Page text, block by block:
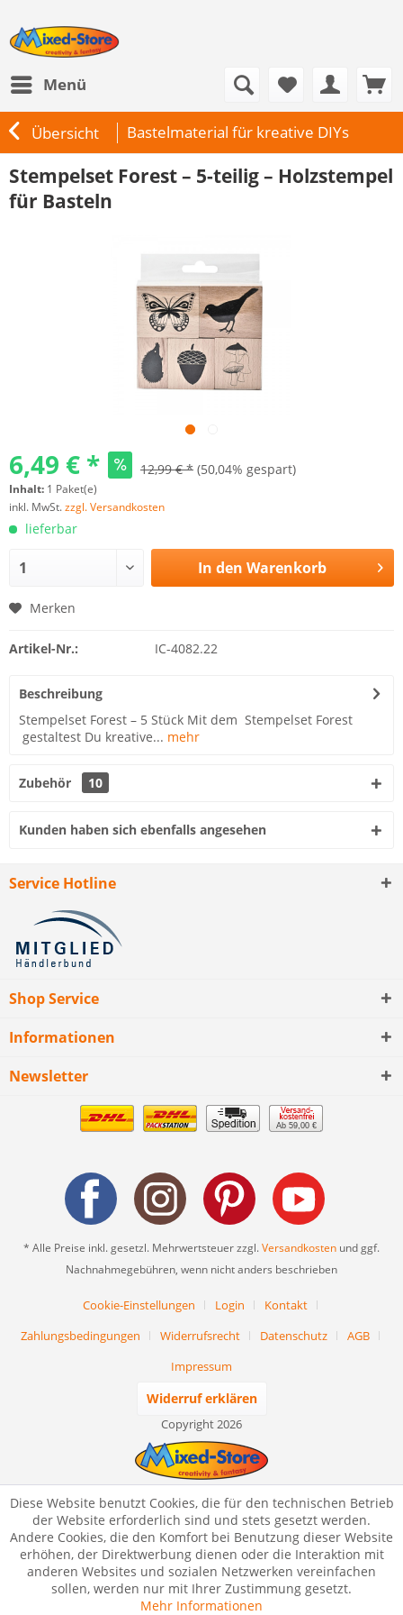
Menü
Übersicht Bastelmaterial für kreative DIYs
Stempelset Forest – 5-teilig – Holzstempel
für Basteln
6,49 € * 12,99 € * (50,04% gespart)
Inhalt: 1 Paket(e)
inkl. MwSt.zzgl. Versandkosten
lieferbar
In den Warenkorb
Merken
Artikel-Nr.: IC-4082.22
Beschreibung
Stempelset Forest – 5 Stück Mit dem Stempelset Forest
gestaltest Du kreative... mehr
Zubehör 10
Kunden haben sich ebenfalls angesehen
Service Hotline
Shop Service
Informationen
Newsletter
Ab 59,00 €
* Alle Preise inkl. gesetzl. Mehrwertsteuer zzgl.Versandkosten und ggf.
Nachnahmegebühren, wenn nicht anders beschrieben
Cookie-Einstellungen Login
Kontakt
Zahlungsbedingungen
Widerrufsrecht Datenschutz
AGB
Impressum
Widerruf erklären
Copyright 2026
Diese Website benutzt Cookies, die für den technischen Betrieb
der Website erforderlich sind und stets gesetzt werden.
Andere Cookies, die den Komfort bei Benutzung dieser Website
erhöhen, der Direktwerbung dienen oder die Interaktion mit
anderen Websites und sozialen Netzwerken vereinfachen
sollen, werden nur mit Ihrer Zustimmung gesetzt.
Mehr Informationen